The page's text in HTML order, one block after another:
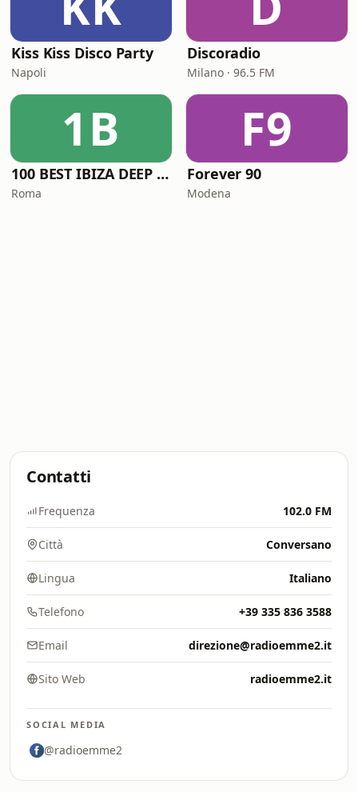
Kiss Kiss Disco Party
Napoli
Discoradio
Milano · 96.5 FM
1B
100 BEST IBIZA DEEP HOUSE
Roma
F9
Forever 90
Modena
Contatti
Frequenza 102.0 FM
Città Conversano
Lingua Italiano
Telefono +39 335 836 3588
Email direzione@radioemme2.it
Sito Web radioemme2.it
SOCIAL MEDIA
@radioemme2